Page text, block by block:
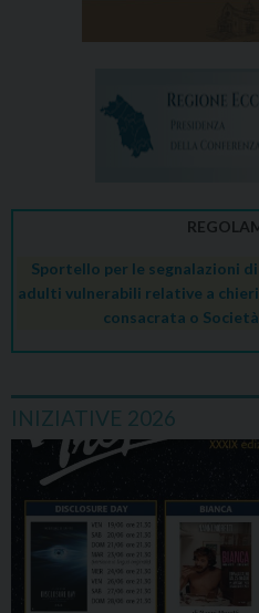
Sportello per le segnalazioni
adulti vulnerabili relative a
consacrata o
INIZIATIVE 2026